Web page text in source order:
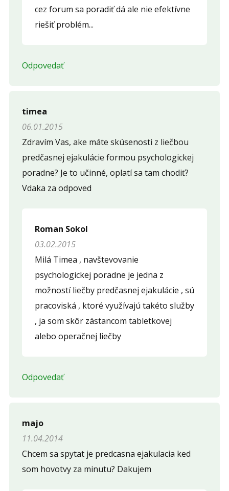
cez forum sa poradiť dá ale nie efektívne
riešiť problém...
Odpovedať
timea
06.01.2015
Zdravím Vas, ake máte skúsenosti z liečbou
predčasnej ejakulácie formou psychologickej
poradne? Je to učinné, oplatí sa tam chodiť?
Vdaka za odpoved
Roman Sokol
03.02.2015
Milá Timea , navštevovanie
psychologickej poradne je jedna z
možností liečby predčasnej ejakulácie , sú
pracoviská , ktoré využívajú takéto služby
, ja som skôr zástancom tabletkovej
alebo operačnej liečby
Odpovedať
majo
11.04.2014
Chcem sa spytat je predcasna ejakulacia ked
som hovotvy za minutu? Dakujem